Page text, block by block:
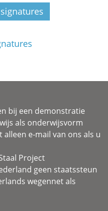
bij een demonstratie
als onderwijsvorm
alleen e-mail van ons als u
Project
geen staatssteun
wegennet als